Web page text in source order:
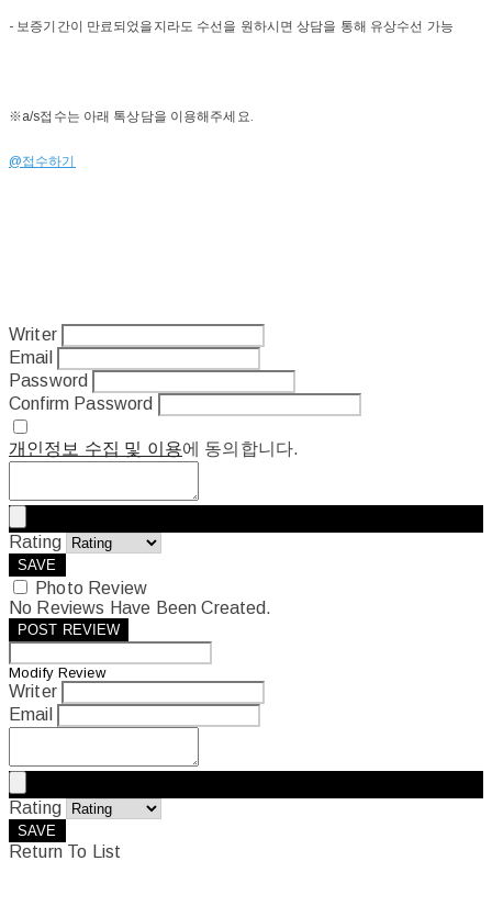
- 보증기간이 만료되었을지라도 수선을 원하시면 상담을 통해 유상수선 가능
※a/s접수는 아래 톡상담을 이용해주세요.
@접수하기
Writer
Email
Password
Confirm Password
개인정보 수집 및 이용에 동의합니다.
Rating
SAVE
Photo Review
No Reviews Have Been Created.
POST REVIEW
Modify Review
Writer
Email
Rating
SAVE
Return To List